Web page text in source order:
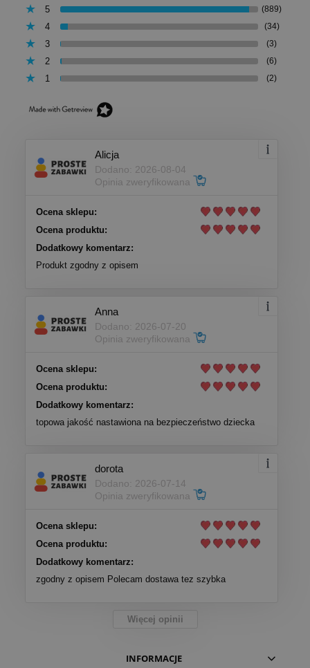
5 (889)
4 (34)
3 (3)
2 (6)
1 (2)
Alicja
Dodano: 2026-08-04
Opinia zweryfikowana
Ocena sklepu:
Ocena produktu:
Dodatkowy komentarz:
Produkt zgodny z opisem
Anna
Dodano: 2026-07-20
Opinia zweryfikowana
Ocena sklepu:
Ocena produktu:
Dodatkowy komentarz:
topowa jakość nastawiona na bezpieczeństwo dziecka
dorota
Dodano: 2026-07-14
Opinia zweryfikowana
Ocena sklepu:
Ocena produktu:
Dodatkowy komentarz:
zgodny z opisem Polecam dostawa tez szybka
Więcej opinii
INFORMACJE